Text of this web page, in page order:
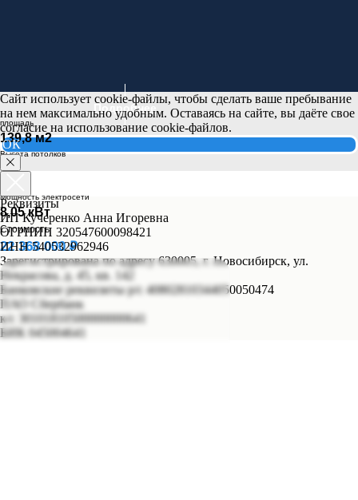
Подробнее
площадь
139,8 м2
Высота потолков
Мощность электросети
8,05 кВт
Стоимость
22 368 000 ₽
Сайт использует cookie-файлы, чтобы сделать ваше пребывание
на нем максимально удобным. Оставаясь на сайте, вы даёте свое
согласие на использование cookie-файлов.
ОК
Реквизиты
ИП Кучеренко Анна Игоревна
ОГРНИП 320547600098421
ИНН 540532962946
Зарегистрирована по адресу 630005, г. Новосибирск, ул.
Некрасова, д. 45, кв. 142
Банковские реквизиты р/с 40802810344050050474
ПАО Сбербанк
к/с 30101810500000000641
БИК 045004641